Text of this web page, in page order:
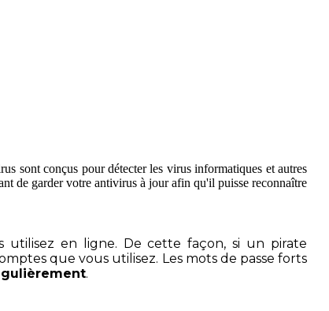
sont conçus pour détecter les virus informatiques et autres
de garder votre antivirus à jour afin qu'il puisse reconnaître
en ligne. De cette façon, si un pirate
que vous utilisez. Les mots de passe forts
.